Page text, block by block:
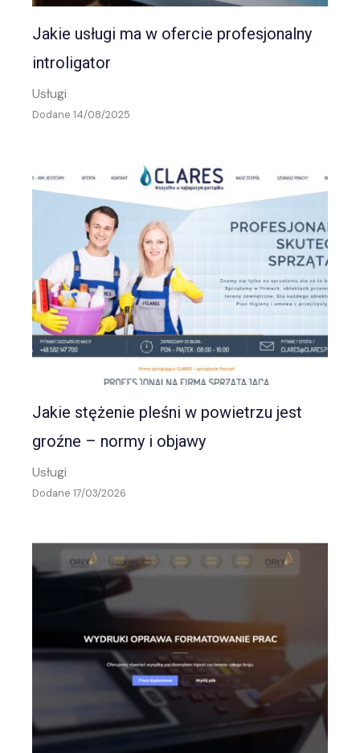
Jakie usługi ma w ofercie profesjonalny
introligator
Usługi
Dodane 14/08/2025
Jakie stężenie pleśni w powietrzu jest
groźne – normy i objawy
Usługi
Dodane 17/03/2026